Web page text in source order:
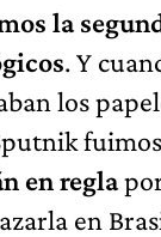
la
. Y
los
en regla
en